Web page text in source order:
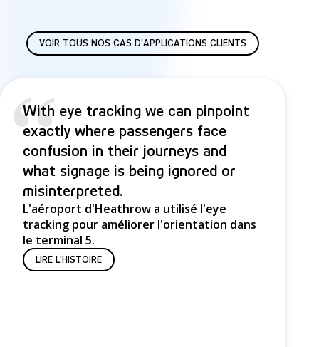
VOIR TOUS NOS CAS D'APPLICATIONS CLIENTS
“
With eye tracking we can pinpoint
exactly where passengers face
confusion in their journeys and
what signage is being ignored or
misinterpreted.
L'aéroport d'Heathrow a utilisé l'eye
tracking pour améliorer l'orientation dans
le terminal 5.
LIRE L'HISTOIRE